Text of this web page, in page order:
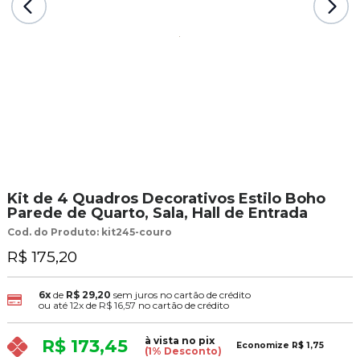
Kit de 4 Quadros Decorativos Estilo Boho
Parede de Quarto, Sala, Hall de Entrada
Cod. do Produto: kit245-couro
R$ 175,20
6xde R$ 29,20 sem juros no cartão de crédito
ou até 12xde R$ 16,57 no cartão de crédito
R$ 173,45
à vista no pix
(1% Desconto)
Economize R$ 1,75